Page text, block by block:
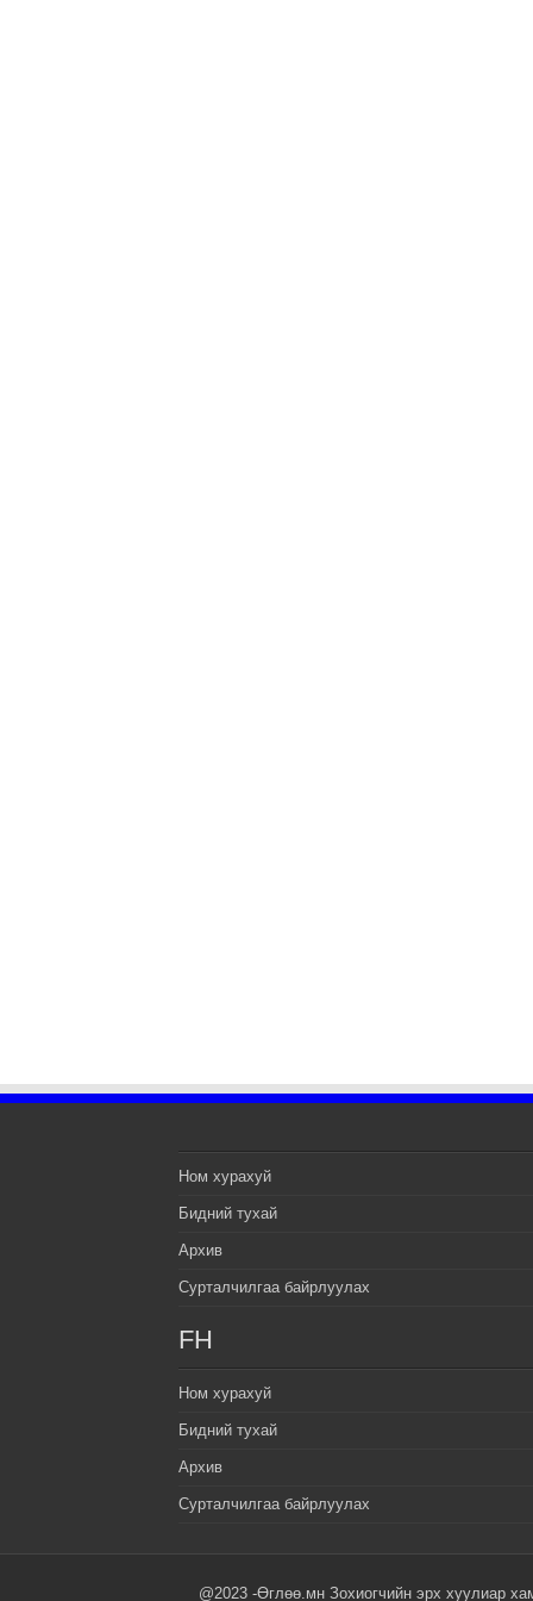
Ном хурахуй
Бидний тухай
Архив
Сурталчилгаа байрлуулах
FH
Ном хурахуй
Бидний тухай
Архив
Сурталчилгаа байрлуулах
@2023 -Өглөө.мн Зохиогчийн эрх хуулиар